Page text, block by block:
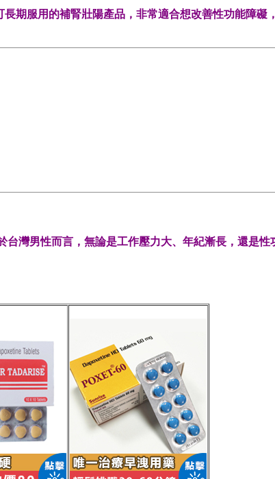
期服用的補腎壯陽產品，非常適合想改善性功能障
灣男性而言，無論是工作壓力大、年紀漸長，還是